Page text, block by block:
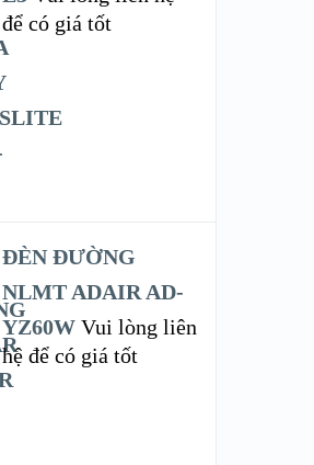
để có giá tốt
ĐÈN ĐƯỜNG
NLMT ADAIR AD-
YZ60W Vui lòng liên
hệ để có giá tốt